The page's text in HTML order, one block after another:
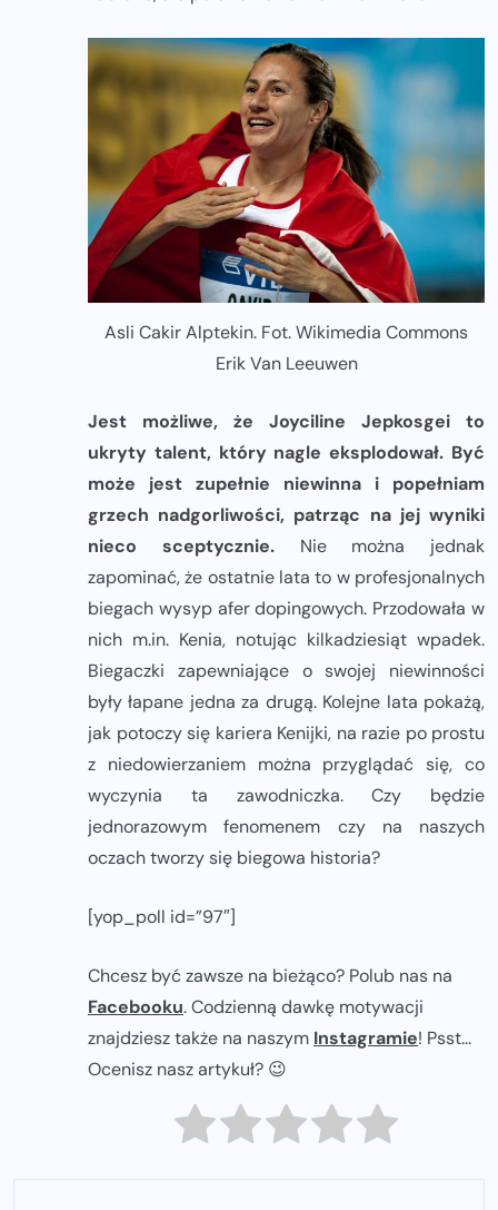
Asli Cakir Alptekin. Fot. Wikimedia Commons
Erik Van Leeuwen
Jest możliwe, że Joyciline Jepkosgei to
ukryty talent, który nagle eksplodował. Być
może jest zupełnie niewinna i popełniam
grzech nadgorliwości, patrząc na jej wyniki
nieco sceptycznie.Nie można jednak
zapominać, że ostatnie lata to w profesjonalnych
biegach wysyp afer dopingowych. Przodowała w
nich m.in. Kenia, notując kilkadziesiąt wpadek.
Biegaczki zapewniające o swojej niewinności
były łapane jedna za drugą. Kolejne lata pokażą,
jak potoczy się kariera Kenijki, na razie po prostu
z niedowierzaniem można przyglądać się, co
wyczynia ta zawodniczka. Czy będzie
jednorazowym fenomenem czy na naszych
oczach tworzy się biegowa historia?
[yop_poll id=”97″]
Chcesz być zawsze na bieżąco? Polub nas na
Facebooku. Codzienną dawkę motywacji
znajdziesz także na naszym Instagramie! Psst...
Ocenisz nasz artykuł? 😉